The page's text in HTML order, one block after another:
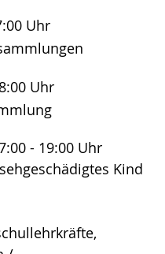
Uhr
Uhr
- 19:00 Uhr
Kind